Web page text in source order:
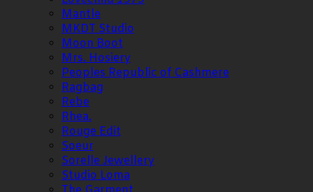
Mantle
MKDT Studio
Moon Boot
Mrs. Hosiery
Peoples Republic of Cashmere
Ragbag
Rebe
Rhea.
Rouge Edit
Soeur
Sorelle Jewellery
Studio Loma